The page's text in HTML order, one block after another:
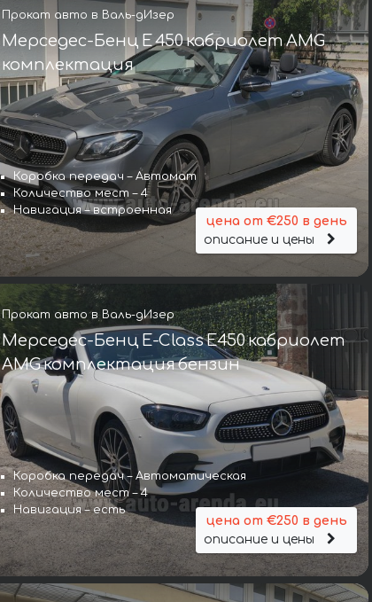
Прокат авто в Валь-дИзер
Мерседес-Бенц E 450 кабриолет AMG
комплектация
Коробка передач – Автомат
Количество мест – 4
Навигация – встроенная
цена от €250 в день
описание и цены
Прокат авто в Валь-дИзер
Мерседес-Бенц E-Class E450 кабриолет
AMG комплектация бензин
Коробка передач – Автоматическая
Количество мест – 4
Навигация – есть
цена от €250 в день
описание и цены